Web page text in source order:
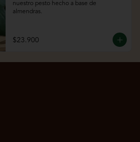
nuestro pesto hecho a base de
almendras.
$23.900